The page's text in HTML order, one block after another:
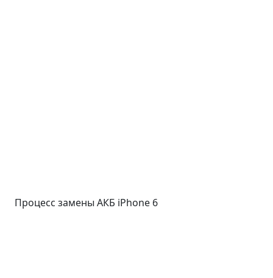
Процесс замены АКБ iPhone 6